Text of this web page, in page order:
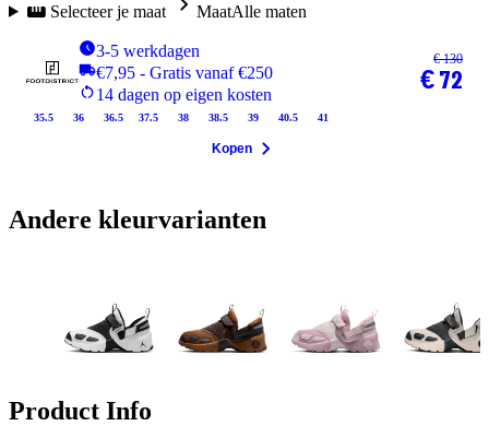
Selecteer je maat MaatAlle maten
3-5 werkdagen
€7,95 - Gratis vanaf €250
14 dagen op eigen kosten
35.5 36 36.5 37.5 38 38.5 39 40.5 41
€ 130
€ 72
Kopen
Andere kleurvarianten
Product Info